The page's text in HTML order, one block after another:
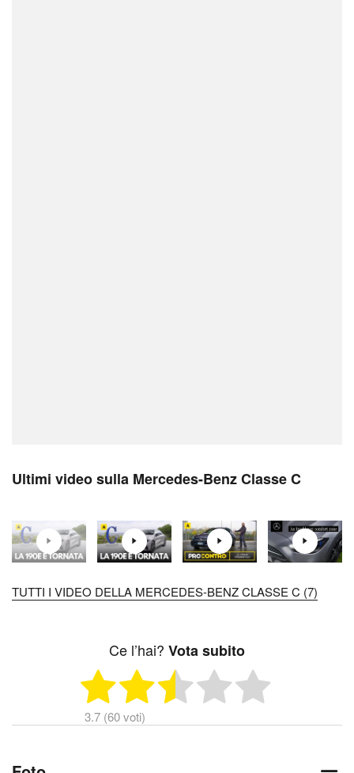
Ultimi video sulla Mercedes-Benz Classe C
TUTTI I VIDEO DELLA MERCEDES-BENZ CLASSE C (7)
Ce l’hai? Vota subito
3.7 (60 voti)